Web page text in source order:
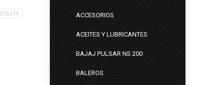
ACCESORIOS
ACEITES Y LUBRICANTES
BAJAJ PULSAR NS 200
BALEROS